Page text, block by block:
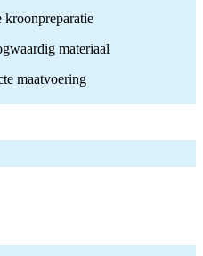
kroonpreparatie
materiaal
maatvoering